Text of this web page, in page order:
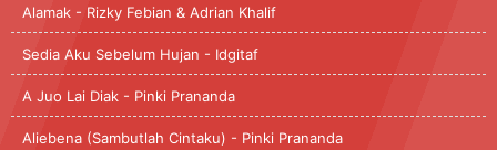
Alamak - Rizky Febian & Adrian Khalif
Sedia Aku Sebelum Hujan - Idgitaf
A Juo Lai Diak - Pinki Prananda
Aliebena (Sambutlah Cintaku) - Pinki Prananda